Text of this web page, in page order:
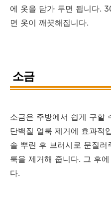
에 옷을 담가 두면 됩니다.
면 옷이 깨끗해집니다.
소금
소금은 주방에서 쉽게 구할
단백질 얼룩 제거에 효과적
솔 뿌린 후 브러시로 문질
룩을 제거해 줍니다. 그 후
다.